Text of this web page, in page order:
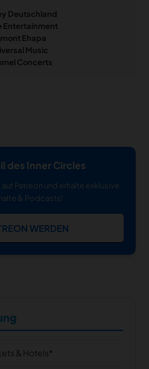
Deutschland
Entertainment
Ehapa
Music
Concerts
des Inner Circles
Patreon und erhalte exklusive
& Podcasts!
WERDEN
& Hotels